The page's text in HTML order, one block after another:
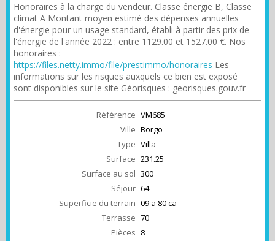
Honoraires à la charge du vendeur. Classe énergie B, Classe
climat A Montant moyen estimé des dépenses annuelles
d'énergie pour un usage standard, établi à partir des prix de
l'énergie de l'année 2022 : entre 1129.00 et 1527.00 €. Nos
honoraires :
https://files.netty.immo/file/prestimmo/honoraires Les
informations sur les risques auxquels ce bien est exposé
sont disponibles sur le site Géorisques : georisques.gouv.fr
Référence VM685
Ville Borgo
Type Villa
Surface 231.25
Surface au sol 300
Séjour 64
Superficie du terrain 09 a 80 ca
Terrasse 70
Pièces 8